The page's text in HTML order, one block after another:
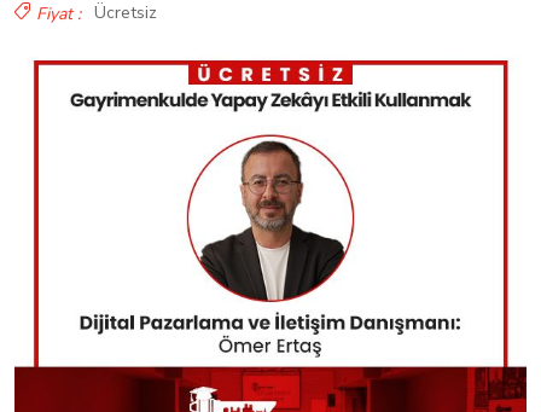
Fiyat : Ücretsiz